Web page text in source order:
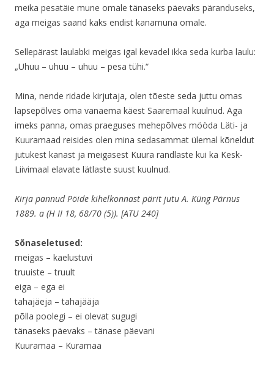
meika pesatäie mune omale tänaseks päevaks päranduseks,
aga meigas saand kaks endist kanamuna omale.
Sellepärast laulabki meigas igal kevadel ikka seda kurba laulu:
„Uhuu – uhuu – uhuu – pesa tühi.“
Mina, nende ridade kirjutaja, olen tõeste seda juttu omas
lapsepõlves oma vanaema käest Saaremaal kuulnud. Aga
imeks panna, omas praeguses mehepõlves mööda Läti- ja
Kuuramaad reisides olen mina sedasammat ülemal kõneldut
jutukest kanast ja meigasest Kuura randlaste kui ka Kesk-
Liivimaal elavate lätlaste suust kuulnud.
Kirja pannud Pöide kihelkonnast pärit jutu A. Küng Pärnus
1889. a (H II 18, 68/70 (5)). [ATU 240]
Sõnaseletused:
meigas – kaelustuvi
truuiste – truult
eiga – ega ei
tahajäeja – tahajääja
põlla poolegi – ei olevat sugugi
tänaseks päevaks – tänase päevani
Kuuramaa – Kuramaa